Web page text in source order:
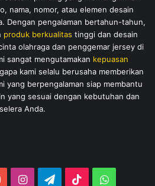
nama, nomor, atau elemen desain
Dengan pengalaman bertahun-tahun,
produk berkualitas tinggi dan desain
olahraga dan penggemar jersey di
sangat mengutamakan kepuasan
kami selalu berusaha memberikan
yang berpengalaman siap membantu
yang sesuai dengan kebutuhan dan
selera Anda.
YouTubeInstagramTelegram
TikTok